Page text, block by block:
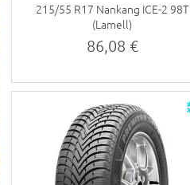
215/55 R17 Nankang ICE-2 98T
(Lamell)
86,08 €